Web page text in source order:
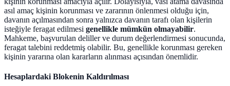
asıl amaç kişinin korunması ve zararının önlenmesi olduğu için,
davanın açılmasından sonra yalnızca davanın tarafı olan kişilerin
isteğiyle feragat edilmesi genellikle mümkün olmayabilir.
Mahkeme, başvurulan deliller ve durum değerlendirmesi sonucunda,
feragat talebini reddetmiş olabilir. Bu, genellikle korunması gereken
kişinin yararına olan kararların alınması açısından önemlidir.
Hesaplardaki Blokenin Kaldırılması